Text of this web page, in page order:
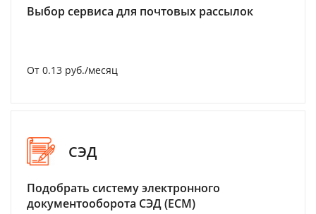
Выбор сервиса для почтовых рассылок
От 0.13 руб./месяц
СЭД
Подобрать систему электронного
документооборота СЭД (ECM)